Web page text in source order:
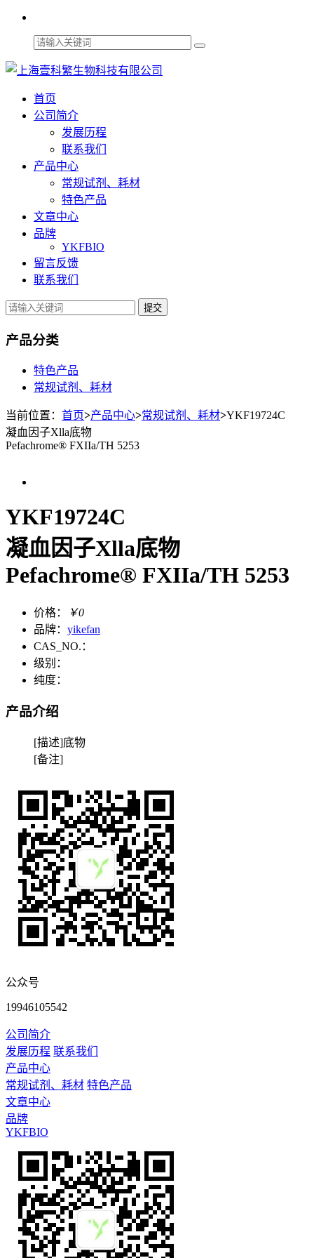
首页
公司简介
发展历程
联系我们
产品中心
常规试剂、耗材
特色产品
文章中心
品牌
YKFBIO
留言反馈
联系我们
提交
产品分类
特色产品
常规试剂、耗材
当前位置： 首页>产品中心>常规试剂、耗材>YKF19724C
凝血因子Xlla底物
Pefachrome® FXIIa/TH 5253
YKF19724C
凝血因子Xlla底物
Pefachrome® FXIIa/TH 5253
价格：
￥0
品牌： yikefan
CAS_NO.：
级别：
纯度：
产品介绍
[描述]底物
[备注]
公众号
19946105542
公司简介
发展历程 联系我们
产品中心
常规试剂、耗材 特色产品
文章中心
品牌
YKFBIO